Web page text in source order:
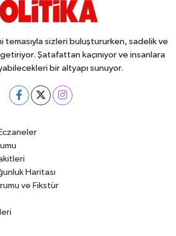
temasıyla sizleri buluştururken, sadelik ve
Şatafattan kaçınıyor ve insanlara
bir altyapı sunuyor.
Haritası
ve Fikstür